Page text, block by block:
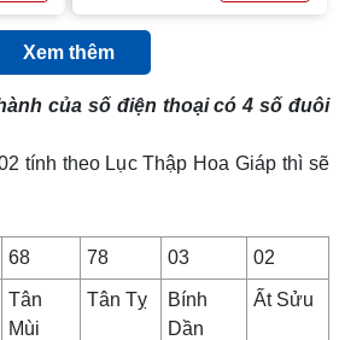
Xem thêm
của số điện thoại có 4 số đuôi
tính theo Lục Thập Hoa Giáp thì sẽ
68 78 03 02
Tân
Mùi
Tân Tỵ
Bính
Dần
Ất Sửu